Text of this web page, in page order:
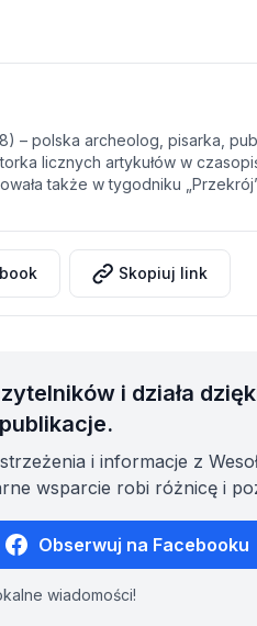
– polska archeolog, pisarka,
licznych artykułów w
także w tygodniku
Skopiuj link
i działa
i informacje z
wsparcie robi różnicę i
Obserwuj na Facebooku
wiadomości!